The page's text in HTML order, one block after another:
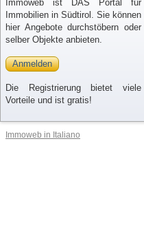
Immoweb ist DAS Portal für
Immobilien in Südtirol. Sie können
hier Angebote durchstöbern oder
selber Objekte anbieten.
Anmelden
Die Registrierung bietet viele
Vorteile und ist gratis!
Immoweb in Italiano